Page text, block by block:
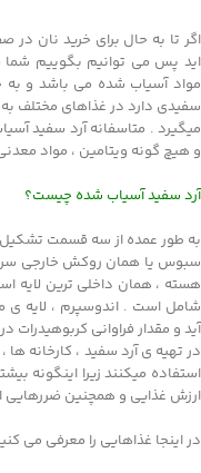
اگر تا به حال برای خرید نان در
اید پس می توانیم بگوییم
مواد آسیاب شده می باشد و
سفیدی دارد در غذاهای مختلف
میگیرد . متاسفانه آرد سفید
و هیچ گونه ویتامین ، مواد
آرد سفید آسیاب شده چیست؟
به طور عمده از سه قسمت
سبوس یا همان‌ روکش خارجی
هسته ، همان داخلی ترین لایه
شامل است . اندوسپرم ، لایه
آید و مقدار فراوانی کربوهیدرات
در تهیه ی آرد سفید ، کارخانه
استفاده میکنند زیرا اینگونه
ارزش غذایی‌ و همچنین ضررهایی
در اینجا غذاهایی را معرفی می